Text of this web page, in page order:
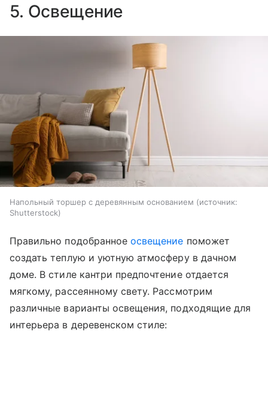
5. Освещение
Напольный торшер с деревянным основанием
источник:
Shutterstock
Правильно подобранноеосвещение поможет
создать теплую и уютную атмосферу в дачном
доме. В стиле кантри предпочтение отдается
мягкому, рассеянному свету. Рассмотрим
различные варианты освещения, подходящие для
интерьера в деревенском стиле: